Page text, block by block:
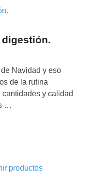
Navidad y eso
de la rutina
y calidad
…